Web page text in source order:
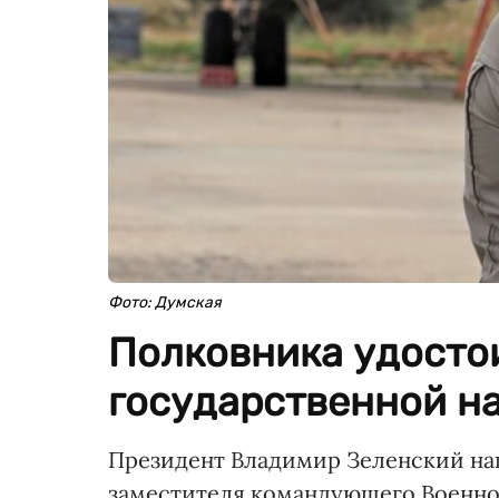
Фото: Думская
Полковника
государственной
Президент Владимир Зеленский